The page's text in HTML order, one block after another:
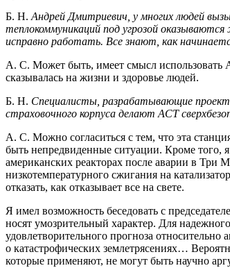
Б. Н. Андрей Дмитриевич, у многих людей
теплокоммуникаций под угрозой
исправно работать. Все знают, как
А. С. Может быть, имеет смысл использовать
сказывалась на жизни и здоровье людей.
Б. Н. Специалисты, разрабатывающие
страховочного корпуса делают ACT
А. С. Можно согласиться с тем, что эта
быть непредвиденные ситуации. Кроме того,
американских реакторах после аварии в Три
низкотемпературного сжигания на
отказать, как отказывает все на свете.
Я имел возможность беседовать с
носят умозрительный характер. Для
удовлетворительного прогноза
о катастрофических землетрясениях…
которые применяют, не могут быть научно